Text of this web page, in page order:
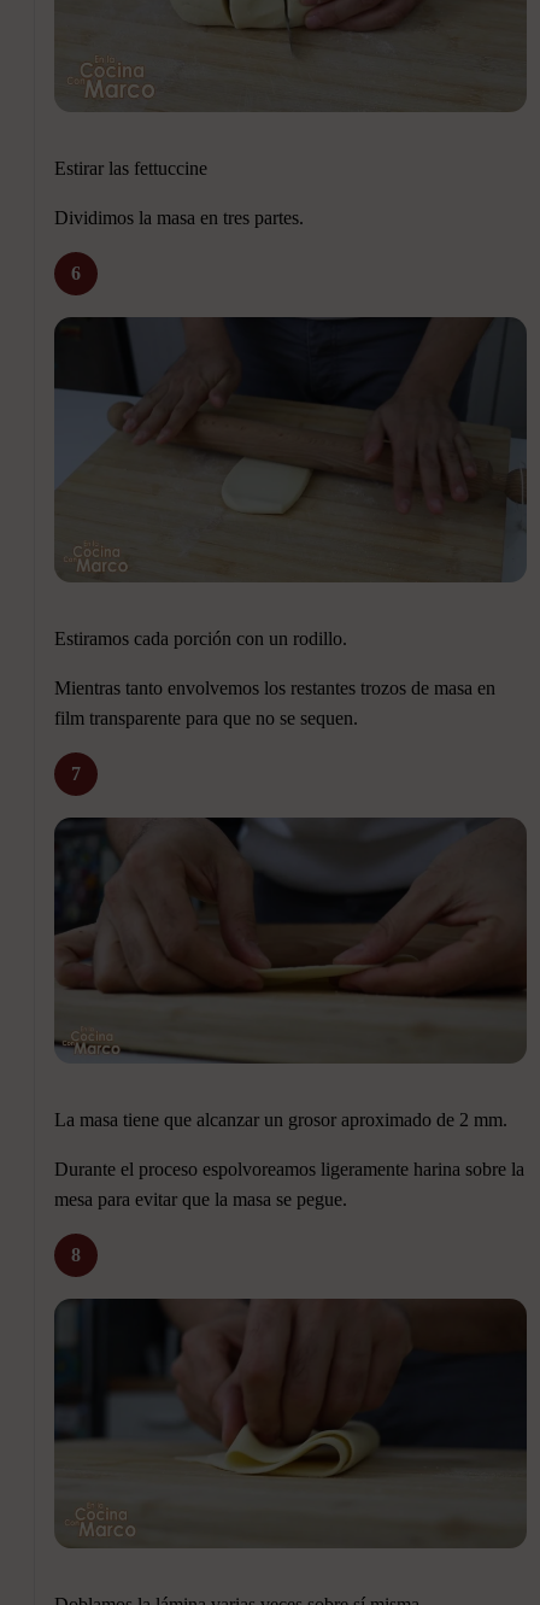
Estirar las fettuccine
Dividimos la masa en tres partes.
6
Estiramos cada porción con un rodillo.
Mientras tanto envolvemos los restantes trozos de masa en
film transparente para que no se sequen.
7
La masa tiene que alcanzar un grosor aproximado de 2 mm.
Durante el proceso espolvoreamos ligeramente harina sobre la
mesa para evitar que la masa se pegue.
8